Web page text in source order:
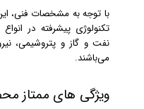
با توجه به مشخصات فنی،
تکنولوژی پیشرفته در
نفت و گاز و پتروشیمی،
می‌باشند.
ویژگی های ممتاز